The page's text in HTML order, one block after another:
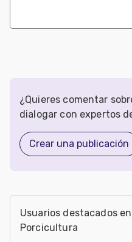
¿Quieres comentar
dialogar con expertos
Crear una publicación
Usuarios destacados en
Porcicultura